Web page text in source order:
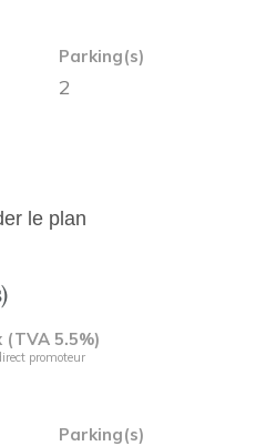
Parking(s)
2
le plan
(TVA 5.5%)
promoteur
Parking(s)